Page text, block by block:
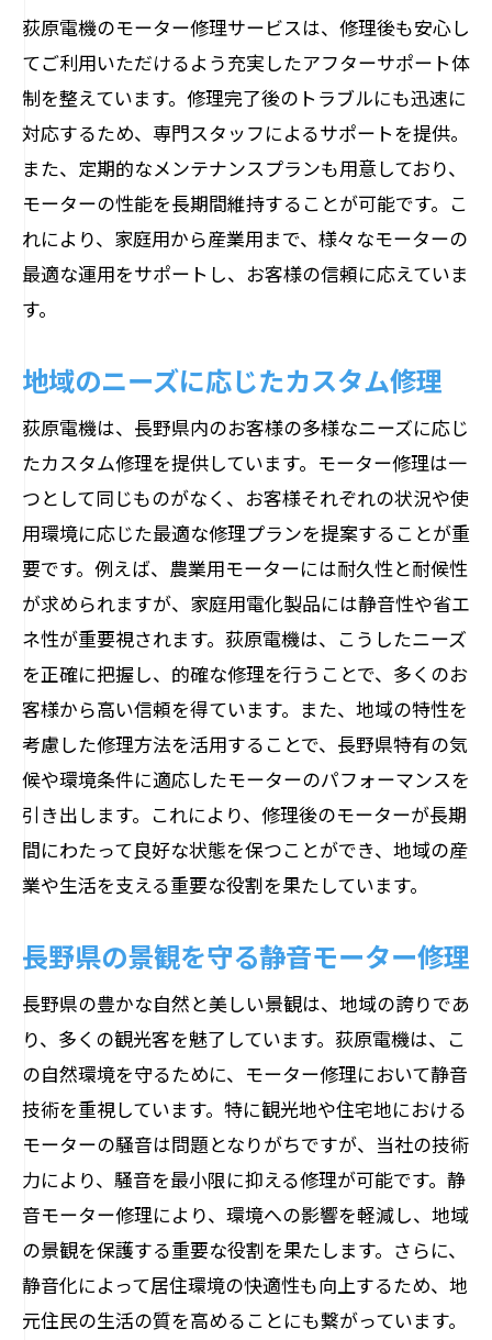
荻原電機のモーター修理サービスは、修理後も安心し
てご利用いただけるよう充実したアフターサポート体
制を整えています。修理完了後のトラブルにも迅速に
対応するため、専門スタッフによるサポートを提供。
また、定期的なメンテナンスプランも用意しており、
モーターの性能を長期間維持することが可能です。こ
れにより、家庭用から産業用まで、様々なモーターの
最適な運用をサポートし、お客様の信頼に応えていま
す。
地域のニーズに応じたカスタム修理
荻原電機は、長野県内のお客様の多様なニーズに応じ
たカスタム修理を提供しています。モーター修理は一
つとして同じものがなく、お客様それぞれの状況や使
用環境に応じた最適な修理プランを提案することが重
要です。例えば、農業用モーターには耐久性と耐候性
が求められますが、家庭用電化製品には静音性や省エ
ネ性が重要視されます。荻原電機は、こうしたニーズ
を正確に把握し、的確な修理を行うことで、多くのお
客様から高い信頼を得ています。また、地域の特性を
考慮した修理方法を活用することで、長野県特有の気
候や環境条件に適応したモーターのパフォーマンスを
引き出します。これにより、修理後のモーターが長期
間にわたって良好な状態を保つことができ、地域の産
業や生活を支える重要な役割を果たしています。
長野県の景観を守る静音モーター修理
長野県の豊かな自然と美しい景観は、地域の誇りであ
り、多くの観光客を魅了しています。荻原電機は、こ
の自然環境を守るために、モーター修理において静音
技術を重視しています。特に観光地や住宅地における
モーターの騒音は問題となりがちですが、当社の技術
力により、騒音を最小限に抑える修理が可能です。静
音モーター修理により、環境への影響を軽減し、地域
の景観を保護する重要な役割を果たします。さらに、
静音化によって居住環境の快適性も向上するため、地
元住民の生活の質を高めることにも繋がっています。